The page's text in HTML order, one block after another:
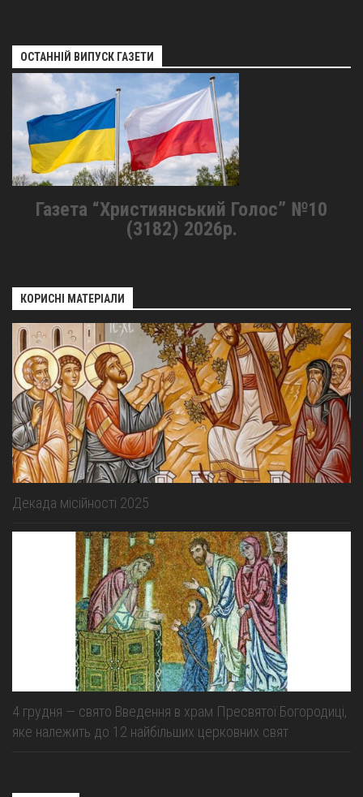
ОСТАННІЙ ВИПУСК ГАЗЕТИ
Газета “Християнський Голос” №10
(3182) 2026р.
КОРИСНІ МАТЕРІАЛИ
Декада місійності 2025
4 грудня — свято Введення в храм Пресвятої Богородиці,
яке належить до 12 найбільших церковних свят